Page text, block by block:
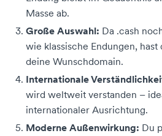
Masse ab.
Große Auswahl: Da .cash
wie klassische Endungen,
deine Wunschdomain.
Internationale
wird weltweit verstanden –
internationaler Ausrichtung.
Moderne Außenwirkung: Du